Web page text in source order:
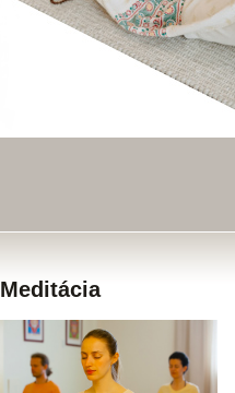
Meditácia